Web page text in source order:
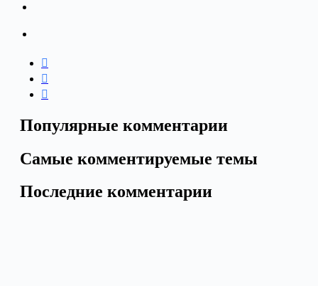
Популярные комментарии
Самые комментируемые темы
Последние комментарии